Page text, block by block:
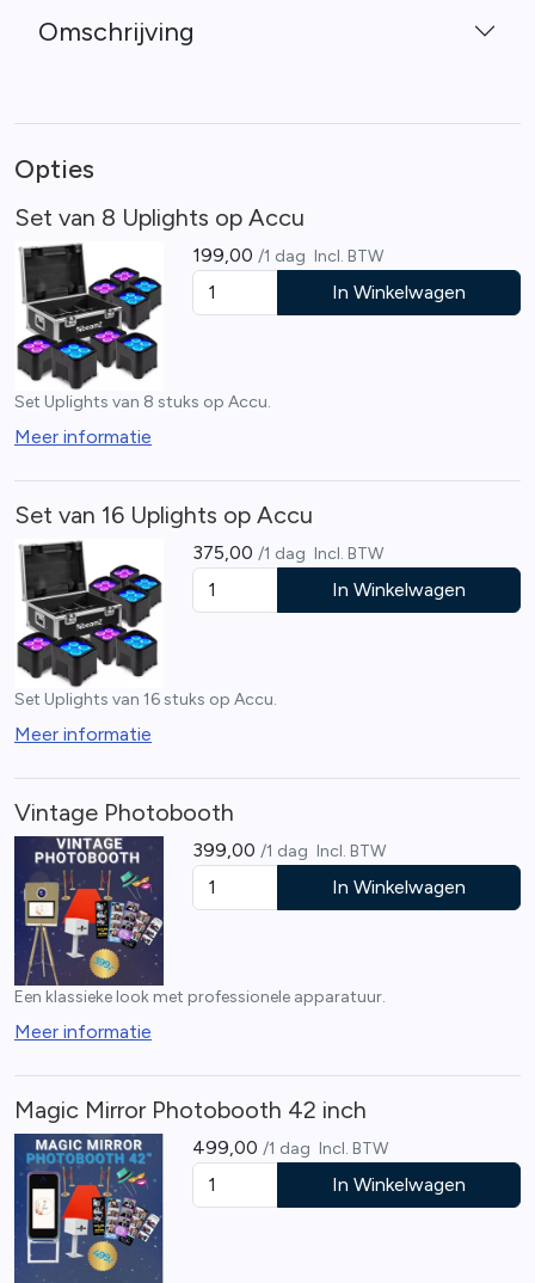
Omschrijving
Opties
Set van 8 Uplights op Accu
199,00 /1 dag Incl. BTW
In Winkelwagen
Set Uplights van 8 stuks op Accu.
Meer informatie
Set van 16 Uplights op Accu
375,00 /1 dag Incl. BTW
In Winkelwagen
Set Uplights van 16 stuks op Accu.
Meer informatie
Vintage Photobooth
399,00 /1 dag Incl. BTW
In Winkelwagen
Een klassieke look met professionele apparatuur.
Meer informatie
Magic Mirror Photobooth 42 inch
499,00 /1 dag Incl. BTW
In Winkelwagen